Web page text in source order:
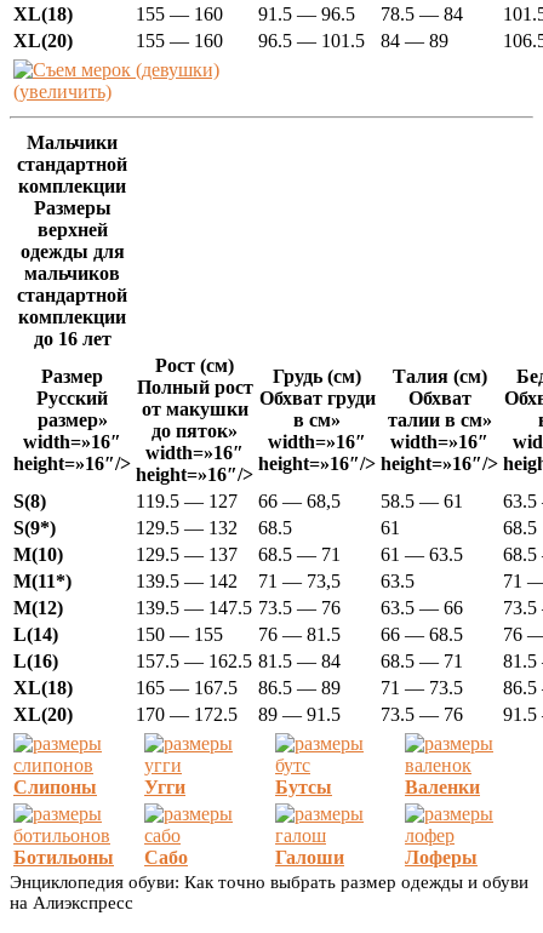
XL(18)
155 — 160 91.5 — 96.5 78.5 — 84
XL(20)
155 — 160 96.5 — 101.5 84 — 89
(увеличить)
Мальчики
стандартной
комплекции
Размеры
верхней
одежды для
мальчиков
стандартной
комплекции
до 16 лет
Размер
Русский
размер»
width=»16″
height=»16″/>
Рост (см)
Полный рост
от макушки
до пяток»
width=»16″
height=»16″/>
Грудь (см)
Обхват груди
в см»
width=»16″
height=»16″/>
Талия (см)
Обхват
талии в см»
width=»16″
height=»16″/>
S(8)
119.5 — 127 66 — 68,5 58.5 — 61
S(9*)
129.5 — 132 68.5 61
68.5
M(10)
129.5 — 137 68.5 — 71 61 — 63.5
M(11*)
139.5 — 142 71 — 73,5 63.5
71
M(12)
139.5 — 147.5 73.5 — 76 63.5 — 66
L(14)
150 — 155 76 — 81.5 66 — 68.5
76
L(16)
157.5 — 162.5 81.5 — 84 68.5 — 71
XL(18)
165 — 167.5 86.5 — 89 71 — 73.5
XL(20)
170 — 172.5 89 — 91.5 73.5 — 76
Слипоны Угги Бутсы Валенки
Ботильоны Сабо Галоши Лоферы
Энциклопедия обуви: Как точно выбрать размер одежды и обуви
на Алиэкспресс